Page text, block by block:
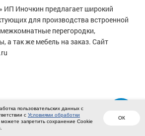
ИП Иночкин предлагает широкий
для производства встроенной
перегородки,
а так же мебель на заказ. Сайт
2026 Студия «СТРОИМ САЙТ»
конфиденциальности ОК
пользовательских данных с
с Условиями обработки
можете запретить сохранение Cookie